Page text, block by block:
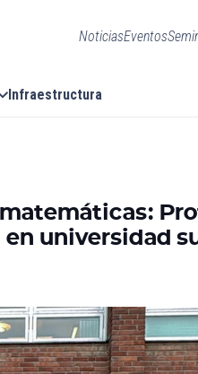
NoticiasEventos
Infraestructura
universidad